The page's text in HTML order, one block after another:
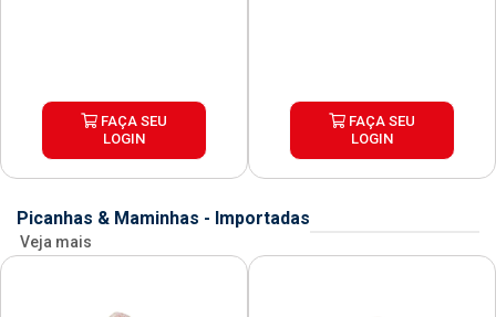
FAÇA SEU
LOGIN
FAÇA SEU
LOGIN
Picanhas & Maminhas - Importadas
Veja mais